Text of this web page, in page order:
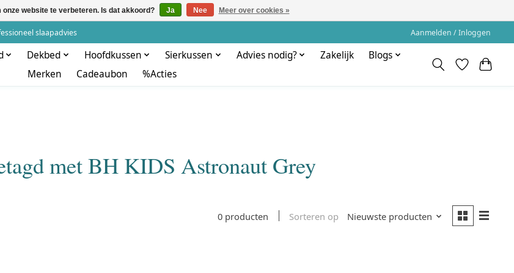
slaapadvies Aanmelden / Inloggen
Dekbed Hoofdkussen Sierkussen Advies nodig? Zakelijk
Blogs
Merken
Cadeaubon %Acties
met BH KIDS Astronaut Grey
0 producten Sorteren op Nieuwste producten
onze website te verbeteren. Is dat akkoord? Ja Nee Meer over cookies »